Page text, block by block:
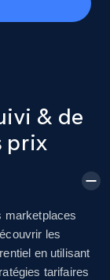
rating,
and
& de
prix
marketplaces
les
en utilisant
tarifaires